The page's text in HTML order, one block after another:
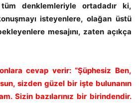
denklemleriyle ortadadır ki,
isteyenlere, olağan üstü
mesajını, zaten açıkça
cevap verir: “Şüphesiz Ben,
sizden güzel bir işte bulunanın
Sizin bazılarınız bir birindendir.